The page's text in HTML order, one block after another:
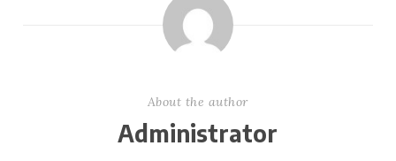
About the author
Administrator